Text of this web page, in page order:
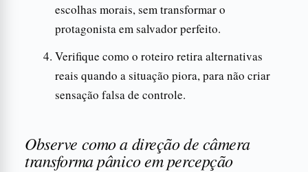
escolhas morais, sem transformar o
protagonista em salvador perfeito.
Verifique como o roteiro retira alternativas
reais quando a situação piora, para não criar
sensação falsa de controle.
Observe como a direção de câmera
transforma pânico em percepção